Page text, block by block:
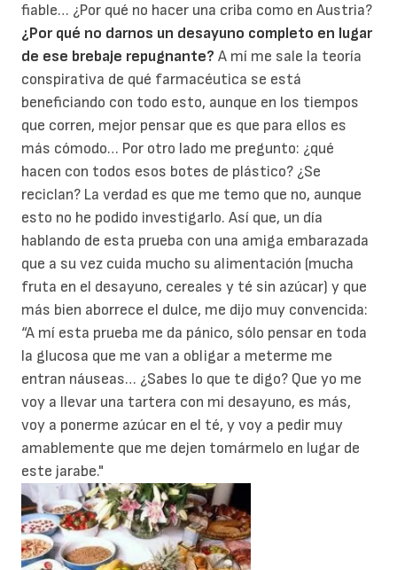
fiable… ¿Por qué no hacer una criba como en Austria?
¿Por qué no darnos un desayuno completo en lugar
de ese brebaje repugnante? A mí me sale la teoría
conspirativa de qué farmacéutica se está
beneficiando con todo esto, aunque en los tiempos
que corren, mejor pensar que es que para ellos es
más cómodo… Por otro lado me pregunto: ¿qué
hacen con todos esos botes de plástico? ¿Se
reciclan? La verdad es que me temo que no, aunque
esto no he podido investigarlo. Así que, un día
hablando de esta prueba con una amiga embarazada
que a su vez cuida mucho su alimentación (mucha
fruta en el desayuno, cereales y té sin azúcar) y que
más bien aborrece el dulce, me dijo muy convencida:
“A mí esta prueba me da pánico, sólo pensar en toda
la glucosa que me van a obligar a meterme me
entran náuseas… ¿Sabes lo que te digo? Que yo me
voy a llevar una tartera con mi desayuno, es más,
voy a ponerme azúcar en el té, y voy a pedir muy
amablemente que me dejen tomármelo en lugar de
este jarabe."